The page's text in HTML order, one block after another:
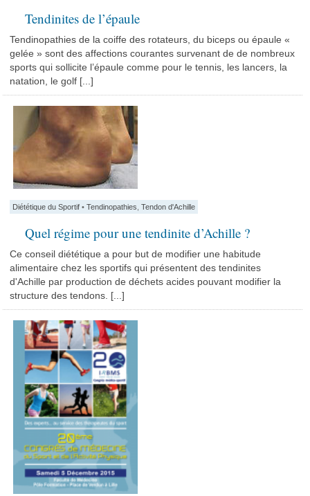
Tendinites de l’épaule
Tendinopathies de la coiffe des rotateurs, du biceps ou épaule «
gelée » sont des affections courantes survenant de de nombreux
sports qui sollicite l’épaule comme pour le tennis, les lancers, la
natation, le golf [...]
Diététique du Sportif •Tendinopathies ,Tendon d'Achille
Quel régime pour une tendinite d’Achille ?
Ce conseil diététique a pour but de modifier une habitude
alimentaire chez les sportifs qui présentent des tendinites
d'Achille par production de déchets acides pouvant modifier la
structure des tendons. [...]